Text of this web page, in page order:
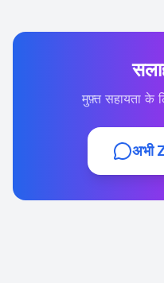
मुफ़्त सहायता के
अभी